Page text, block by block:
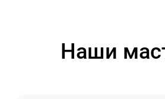
Наши